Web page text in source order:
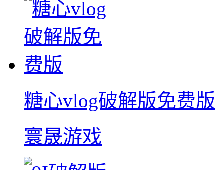
糖心vlog破解版免费版
寰晟游戏